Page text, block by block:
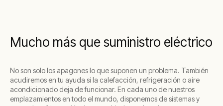
Mucho más que suministro eléctrico
No son solo los apagones lo que suponen un problema. También
acudiremos en tu ayuda si la calefacción, refrigeración o aire
acondicionado deja de funcionar. En cada uno de nuestros
emplazamientos en todo el mundo, disponemos de sistemas y